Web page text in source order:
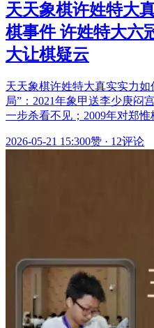
天天象棋许姓特大
棋事件 许姓特大六
大让棋疑云
天天象棋许姓特大真实实力
局”：2021年象甲送李少庚闷
一步杀看不见；2009年对郑
2026-05-21 15:300赞 · 12评论